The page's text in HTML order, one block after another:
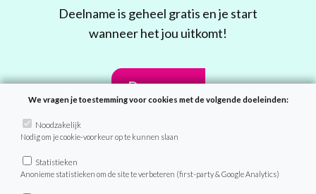
Deelname is geheel gratis en je start
wanneer het jou uitkomt!
Doe mee
We vragen je toestemming voor cookies met de volgende doeleinden:
Noodzakelijk
Nodig om je cookie-voorkeur op te kunnen slaan
Statistieken
Anonieme statistieken om de site te verbeteren (first-party & Google Analytics)